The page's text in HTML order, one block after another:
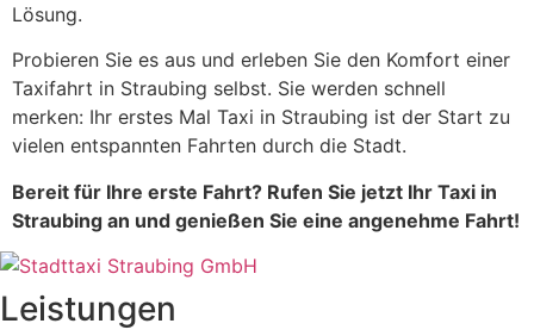
Lösung.
Probieren Sie es aus und erleben Sie den Komfort einer
Taxifahrt in Straubing selbst. Sie werden schnell
merken: Ihr erstes Mal Taxi in Straubing ist der Start zu
vielen entspannten Fahrten durch die Stadt.
Bereit für Ihre erste Fahrt? Rufen Sie jetzt Ihr Taxi in
Straubing an und genießen Sie eine angenehme Fahrt!
Leistungen